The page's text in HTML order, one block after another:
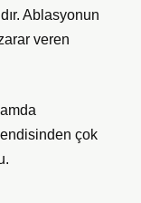
Ablasyonun
veren
çok